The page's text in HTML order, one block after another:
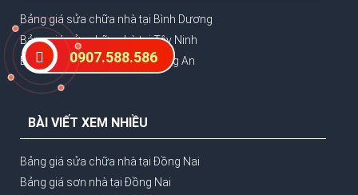
Bảng giá sửa chữa nhà tại Bình Dương
Bảng giá sửa chữa nhà tại Tây Ninh
Bảng giá sửa chữa nhà tại Long An
BÀI VIẾT XEM NHIỀU
Bảng giá sửa chữa nhà tại Đồng Nai
Bảng giá sơn nhà tại Đồng Nai
0907.588.586